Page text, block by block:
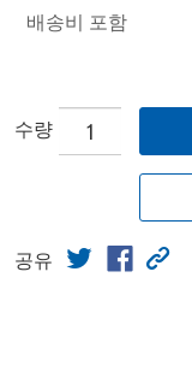
배송비 포함
수량
공유